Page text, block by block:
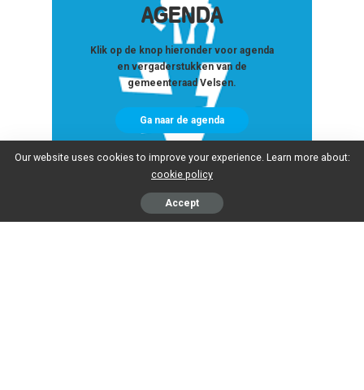
AGENDA
Klik op de knop hieronder voor agenda
en vergaderstukken van de
gemeenteraad Velsen.
Ga naar de agenda
Our website uses cookies to improve your experience. Learn more about:
cookie policy
Accept